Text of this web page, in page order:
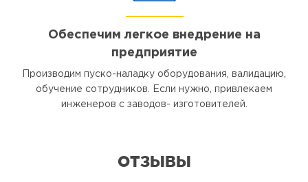
Обеспечим легкое внедрение на
предприятие
Производим пуско-наладку оборудования, валидацию,
обучение сотрудников. Если нужно, привлекаем
инженеров с заводов- изготовителей.
ОТЗЫВЫ